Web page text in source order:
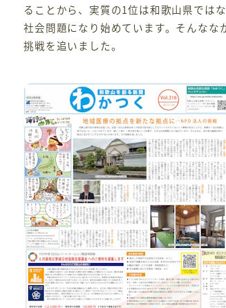
ることから、実質の1位は和歌山県では
社会問題になり始めています。そんなな
挑戦を追いました。